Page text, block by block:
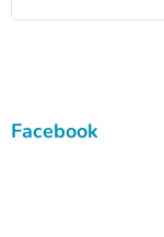
Facebook